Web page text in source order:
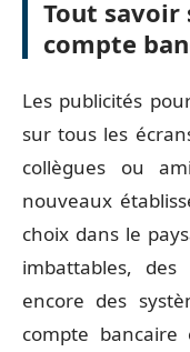
Tout savoir
compte
Les publicités
sur tous les
collègues ou
nouveaux
choix dans le
imbattables, des
encore des
compte bancaire